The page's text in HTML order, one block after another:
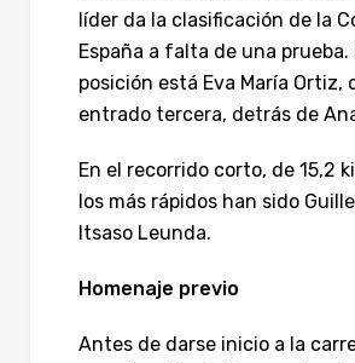
líder da la clasificación de la
España a falta de una prueba.
posición está Eva María Ortiz,
entrado tercera, detrás de
En el recorrido corto, de 15,2
los más rápidos han sido
Itsaso Leunda.
Homenaje previo
Antes de darse inicio a la